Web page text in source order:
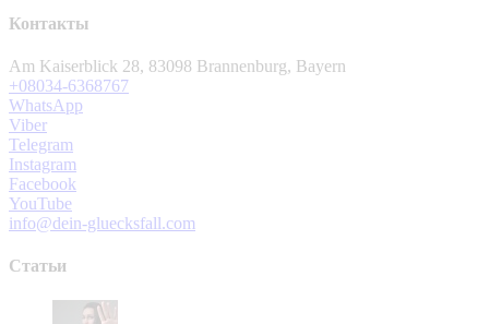
Контакты
Am Kaiserblick 28, 83098 Brannenburg, Bayern
+08034-6368767
WhatsApp
Viber
Telegram
Instagram
Facebook
YouTube
info@dein-gluecksfall.com
Статьи